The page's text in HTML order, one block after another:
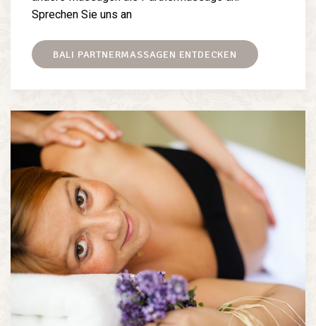
Sprechen Sie uns an
BALI PARTNERMASSAGEN ENTDECKEN